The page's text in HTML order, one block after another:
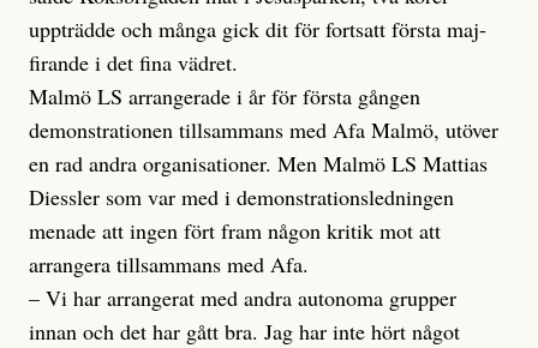
uppträdde och många gick dit för fortsatt första maj-
firande i det fina vädret.
Malmö LS arrangerade i år för första gången
demonstrationen tillsammans med Afa Malmö, utöver
en rad andra organisationer. Men Malmö LS Mattias
Diessler som var med i demonstrationsledningen
menade att ingen fört fram någon kritik mot att
arrangera tillsammans med Afa.
– Vi har arrangerat med andra autonoma grupper
innan och det har gått bra. Jag har inte hört något